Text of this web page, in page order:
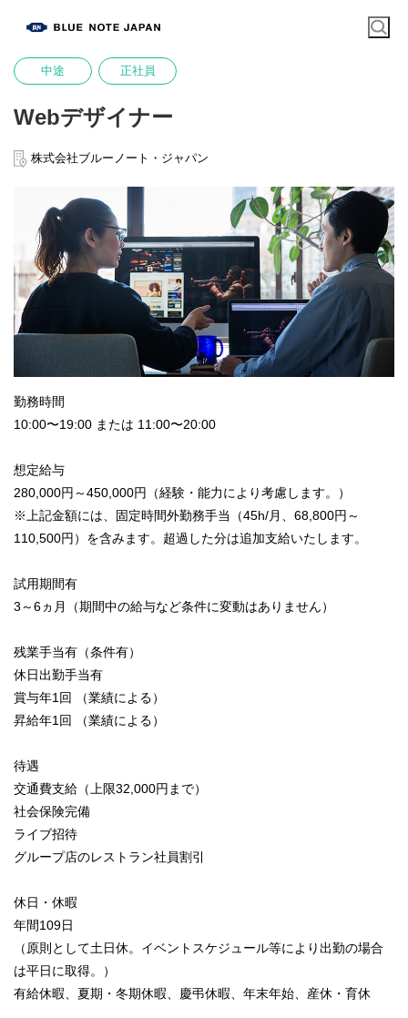
中途 正社員
Webデザイナー
株式会社ブルーノート・ジャパン
勤務時間
10:00〜19:00 または 11:00〜20:00
想定給与
280,000円～450,000円（経験・能力により考慮します。）
※上記金額には、固定時間外勤務手当（45h/月、68,800円～
110,500円）を含みます。超過した分は追加支給いたします。
試用期間有
3～6ヵ月（期間中の給与など条件に変動はありません）
残業手当有（条件有）
休日出勤手当有
賞与年1回 （業績による）
昇給年1回 （業績による）
待遇
交通費支給（上限32,000円まで）
社会保険完備
ライブ招待
グループ店のレストラン社員割引
休日・休暇
年間109日
（原則として土日休。イベントスケジュール等により出勤の場合
は平日に取得。）
有給休暇、夏期・冬期休暇、慶弔休暇、年末年始、産休・育休